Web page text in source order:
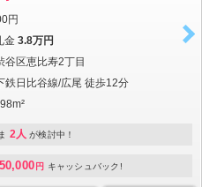
円
金 3.8万円
谷区恵比寿2丁目
鉄日比谷線/広尾 徒歩12分
2人 が検討中！
50,000 円 キャッシュバック!